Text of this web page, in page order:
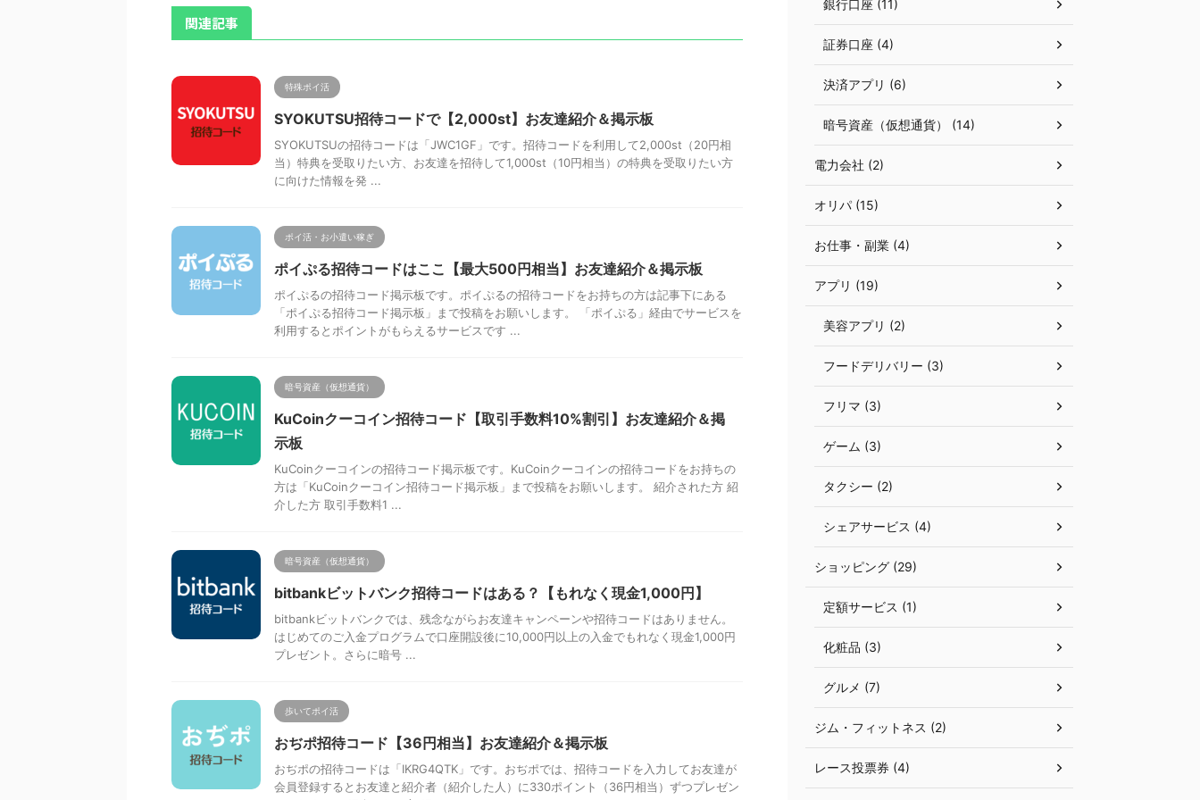
関連記事
特殊ポイ活
SYOKUTSU招待コードで【2,000st】お友達紹介＆掲示板
SYOKUTSUの招待コードは「JWC1GF」です。招待コードを利用して2,000st（20円相
当）特典を受取りたい方、お友達を招待して1,000st（10円相当）の特典を受取りたい方
に向けた情報を発 ...
ポイ活・お小遣い稼ぎ
ポイぷる招待コードはここ【最大500円相当】お友達紹介＆掲示板
ポイぷるの招待コード掲示板です。ポイぷるの招待コードをお持ちの方は記事下にある
「ポイぷる招待コード掲示板」まで投稿をお願いします。 「ポイぷる」経由でサービスを
利用するとポイントがもらえるサービスです ...
暗号資産（仮想通貨）
KuCoinクーコイン招待コード【取引手数料10%割引】お友達紹介＆掲
示板
KuCoinクーコインの招待コード掲示板です。KuCoinクーコインの招待コードをお持ちの
方は「KuCoinクーコイン招待コード掲示板」まで投稿をお願いします。 紹介された方 紹
介した方 取引手数料1 ...
暗号資産（仮想通貨）
bitbankビットバンク招待コードはある？【もれなく現金1,000円】
bitbankビットバンクでは、残念ながらお友達キャンペーンや招待コードはありません。
はじめてのご入金プログラムで口座開設後に10,000円以上の入金でもれなく現金1,000円
プレゼント。さらに暗号 ...
歩いてポイ活
おぢポ招待コード【36円相当】お友達紹介＆掲示板
おぢポの招待コードは「IKRG4QTK」です。おぢポでは、招待コードを入力してお友達が
会員登録するとお友達と紹介者（紹介した人）に330ポイント（36円相当）ずつプレゼン
銀行口座 (11)
証券口座 (4)
決済アプリ (6)
暗号資産（仮想通貨） (14)
電力会社 (2)
オリパ (15)
お仕事・副業 (4)
アプリ (19)
美容アプリ (2)
フードデリバリー (3)
フリマ (3)
ゲーム (3)
タクシー (2)
シェアサービス (4)
ショッピング (29)
定額サービス (1)
化粧品 (3)
グルメ (7)
ジム・フィットネス (2)
レース投票券 (4)